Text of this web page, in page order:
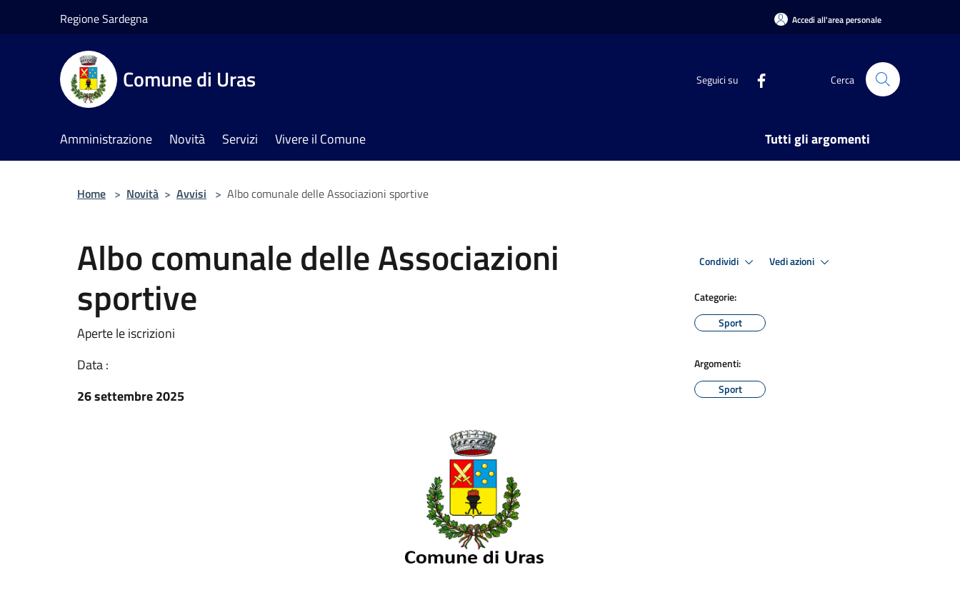
Regione Sardegna Accedi all'area personale
Comune di Uras Seguici su Cerca
Amministrazione Novità Servizi Vivere il Comune Tutti gli argomenti
Home > Novità > Avvisi > Albo comunale delle Associazioni sportive
Albo comunale delle Associazioni
sportive
Aperte le iscrizioni
Data :
26 settembre 2025
Condividi Vedi azioni
Categorie:
Sport
Argomenti:
Sport